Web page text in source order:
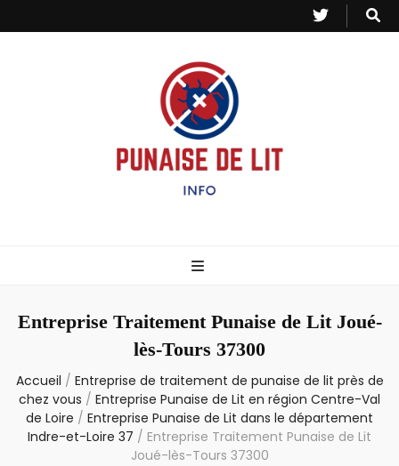
– Info
Entreprise Traitement Punaise de Lit Joué-
lès-Tours 37300
Accueil / Entreprise de traitement de punaise de lit près de
chez vous / Entreprise Punaise de Lit en région Centre-Val
de Loire / Entreprise Punaise de Lit dans le département
Indre-et-Loire 37 / Entreprise Traitement Punaise de Lit
Joué-lès-Tours 37300